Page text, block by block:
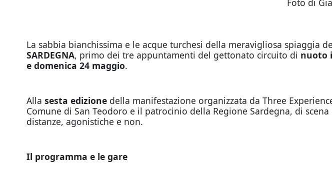
Foto di
La sabbia bianchissima e le acque turchesi della meravigliosa spiaggia
SARDEGNA, primo dei tre appuntamenti del gettonato circuito di nuoto
e domenica 24 maggio.
Alla sesta edizionedella manifestazione organizzata da Three
Comune di San Teodoro e il patrocinio della Regione Sardegna, di scena
distanze, agonistiche e non.
Il programma e le gare